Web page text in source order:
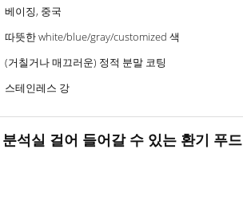
베이징, 중국
따뜻한 white/blue/gray/customized 색
(거칠거나 매끄러운) 정적 분말 코팅
스테인레스 강
석실 걸어 들어갈 수 있는 환기 푸드